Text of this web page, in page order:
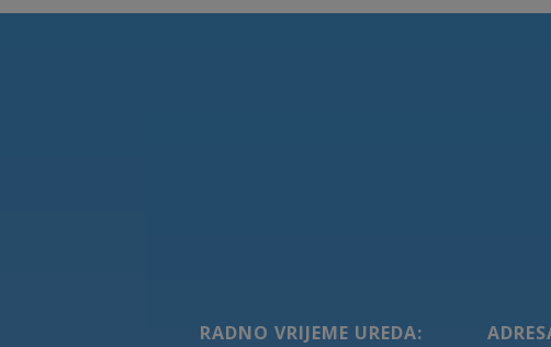
RADNO VRIJEME UREDA: